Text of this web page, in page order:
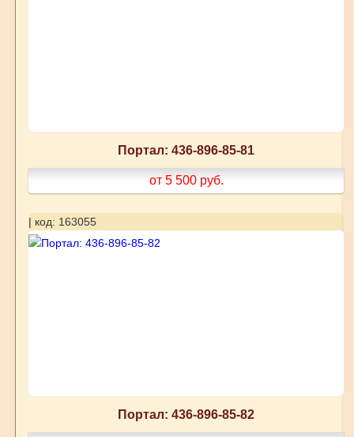
Портал: 436-896-85-81
от 5 500 руб.
| код: 163055
Портал: 436-896-85-82